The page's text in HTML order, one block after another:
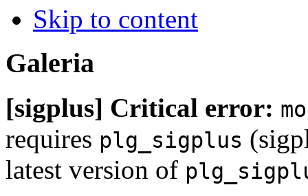
Skip to content
Galeria
[sigplus] Critical error:
requires plg_sigplus
latest version of